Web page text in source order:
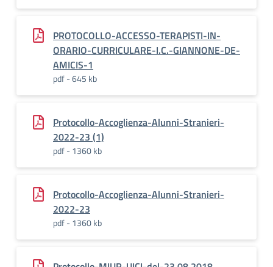
PROTOCOLLO-ACCESSO-TERAPISTI-IN-
ORARIO-CURRICULARE-I.C.-GIANNONE-DE-
AMICIS-1
pdf - 645 kb
Protocollo-Accoglienza-Alunni-Stranieri-
2022-23 (1)
pdf - 1360 kb
Protocollo-Accoglienza-Alunni-Stranieri-
2022-23
pdf - 1360 kb